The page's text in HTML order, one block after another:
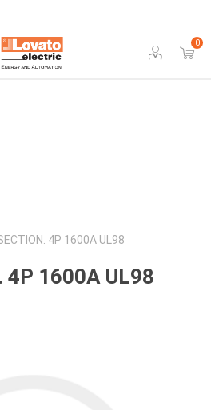
0
4P 1600A UL98
4P 1600A UL98